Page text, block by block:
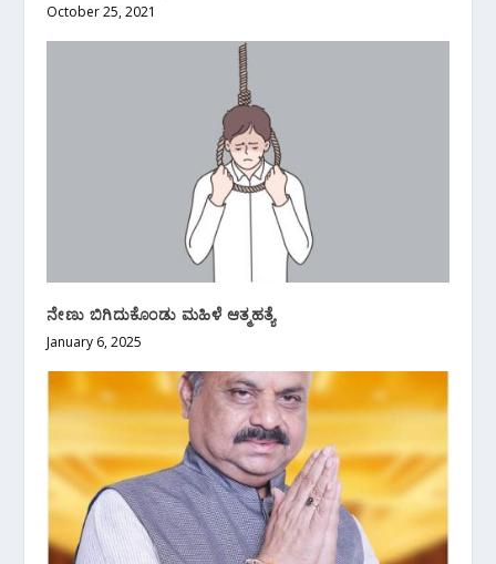
October 25, 2021
ನೇಣು ಬಿಗಿದುಕೊಂಡು ಮಹಿಳೆ ಆತ್ಮಹತ್ಯೆ
January 6, 2025